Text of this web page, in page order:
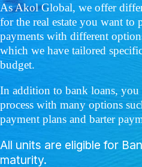
As Akol Global, we offer
for the real estate you want to
payments with different
which we have tailored
budget.
In addition to bank loans,
process with many options
payment plans and barter
All units are eligible for
maturity.